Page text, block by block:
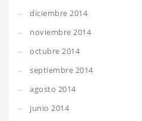
diciembre 2014
noviembre 2014
octubre 2014
septiembre 2014
agosto 2014
junio 2014